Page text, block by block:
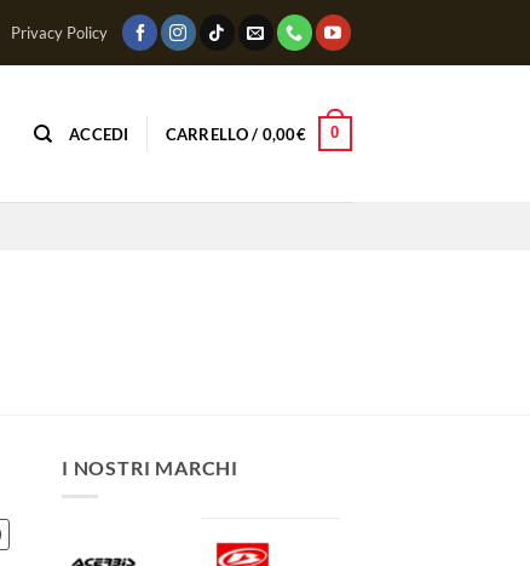
Privacy Policy
ACCEDI CARRELLO / 0,00€ 0
I NOSTRI MARCHI